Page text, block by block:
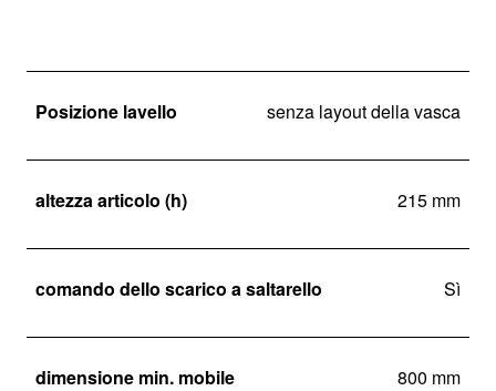
Posizione lavello senza layout della vasca
altezza articolo (h) 215 mm
comando dello scarico a saltarello Sì
dimensione min. mobile 800 mm